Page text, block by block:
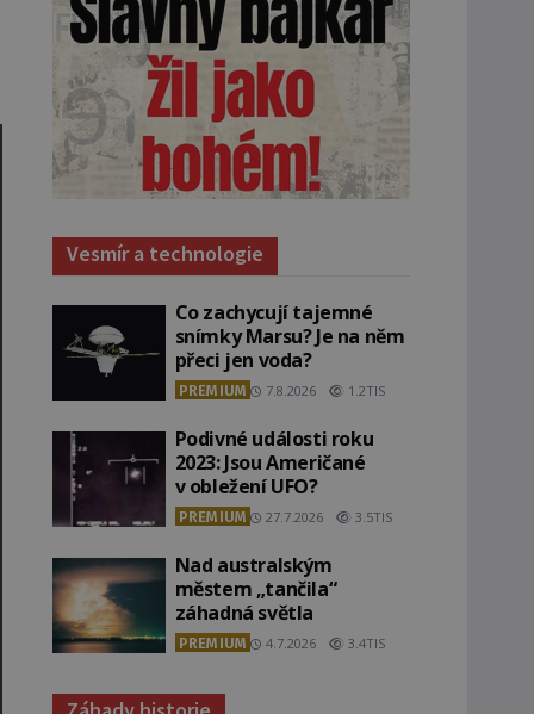
Vesmír a technologie
Co zachycují tajemné
snímky Marsu? Je na něm
přeci jen voda?
PREMIUM 7.8.2026 1.2TIS
Podivné události roku
2023: Jsou Američané
v obležení UFO?
PREMIUM 27.7.2026 3.5TIS
Nad australským
městem „tančila“
záhadná světla
PREMIUM 4.7.2026 3.4TIS